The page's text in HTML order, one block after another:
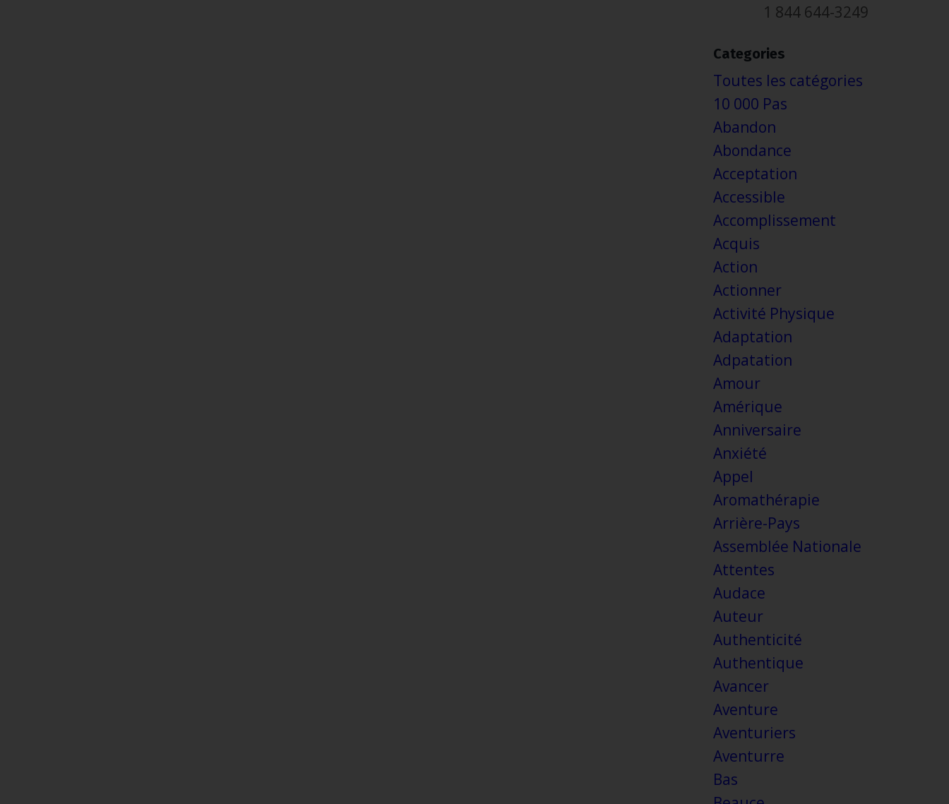
1 844 644-3249
Categories
Toutes les catégories
10 000 Pas
Abandon
Abondance
Acceptation
Accessible
Accomplissement
Acquis
Action
Actionner
Activité Physique
Adaptation
Adpatation
Amour
Amérique
Anniversaire
Anxiété
Appel
Aromathérapie
Arrière-Pays
Assemblée Nationale
Attentes
Audace
Auteur
Authenticité
Authentique
Avancer
Aventure
Aventuriers
Aventurre
Bas